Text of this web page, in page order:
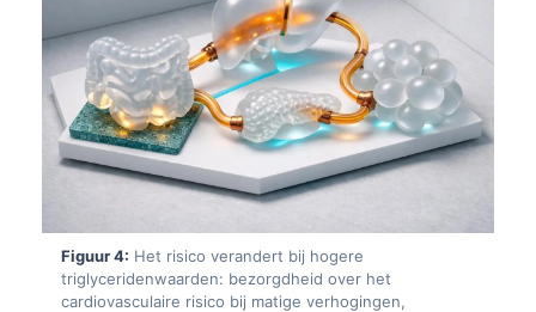
Figuur 4: Het risico verandert bij hogere
triglyceridenwaarden: bezorgdheid over het
cardiovasculaire risico bij matige verhogingen,